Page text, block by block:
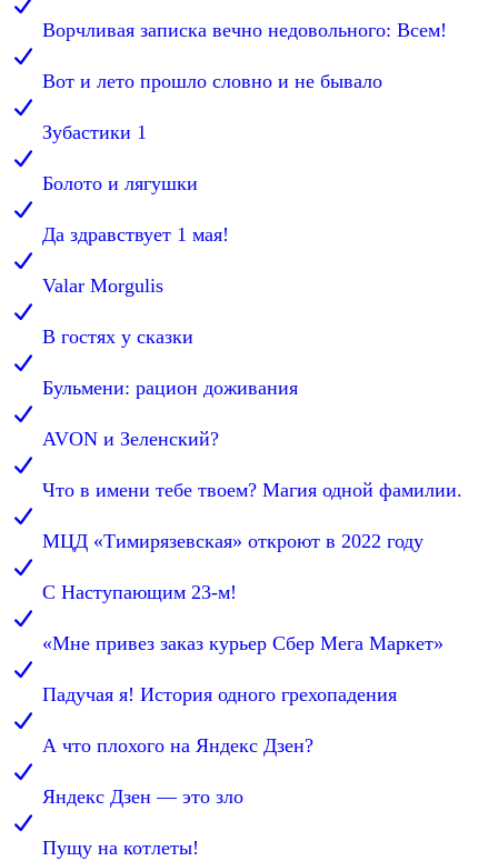
Ворчливая записка вечно недовольного: Всем!
Вот и лето прошло словно и не бывало
Зубастики 1
Болото и лягушки
Да здравствует 1 мая!
Valar Morgulis
В гостях у сказки
Бульмени: рацион доживания
AVON и Зеленский?
Что в имени тебе твоем? Магия одной фамилии.
МЦД «Тимирязевская» откроют в 2022 году
С Наступающим 23-м!
«Мне привез заказ курьер Сбер Мега Маркет»
Падучая я! История одного грехопадения
А что плохого на Яндекс Дзен?
Яндекс Дзен — это зло
Пущу на котлеты!